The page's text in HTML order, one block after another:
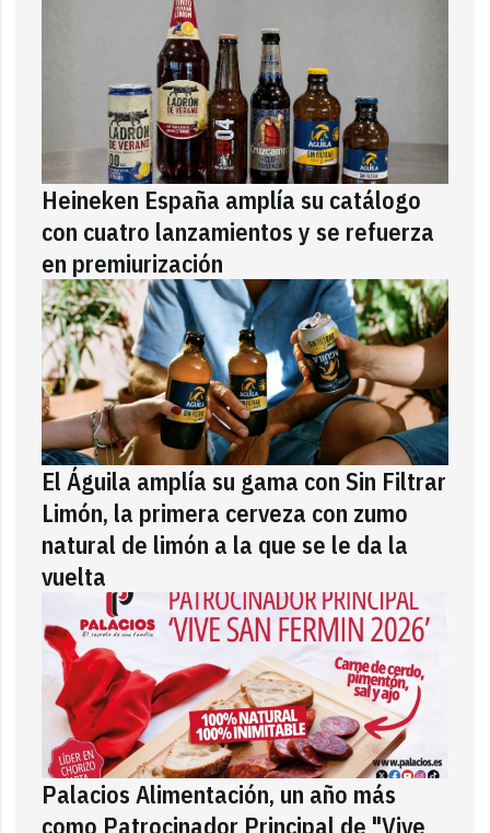
Heineken España amplía su catálogo
con cuatro lanzamientos y se refuerza
en premiurización
El Águila amplía su gama con Sin Filtrar
Limón, la primera cerveza con zumo
natural de limón a la que se le da la
vuelta
Palacios Alimentación, un año más
como Patrocinador Principal de "Vive